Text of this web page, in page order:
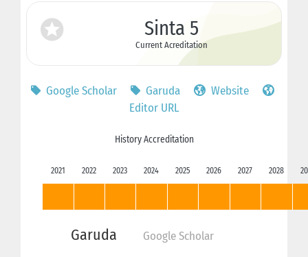
Sinta 5
Current Acreditation
Google Scholar Garuda
Website
Editor URL
History Accreditation
2021 2022 2023 2024 2025 2026 2027 2028
Garuda Google Scholar